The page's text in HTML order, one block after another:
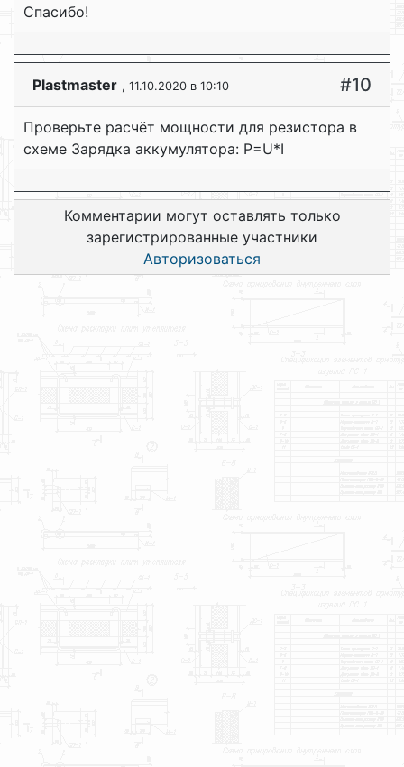
Спасибо!
Plastmaster , 11.10.2020 в 10:10 #10
Проверьте расчёт мощности для резистора в
схеме Зарядка аккумулятора: P=U*I
Комментарии могут оставлять только
зарегистрированные участники
Авторизоваться